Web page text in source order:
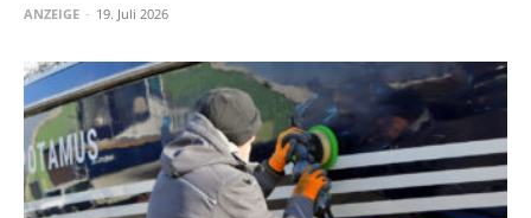
ANZEIGE - 19. Juli 2026